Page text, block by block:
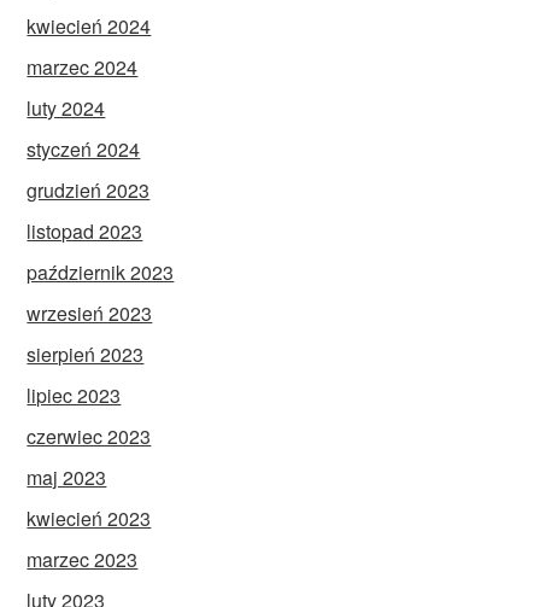
kwiecień 2024
marzec 2024
luty 2024
styczeń 2024
grudzień 2023
listopad 2023
październik 2023
wrzesień 2023
sierpień 2023
lipiec 2023
czerwiec 2023
maj 2023
kwiecień 2023
marzec 2023
luty 2023